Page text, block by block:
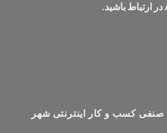
کسب و کار اینترنتی شهر